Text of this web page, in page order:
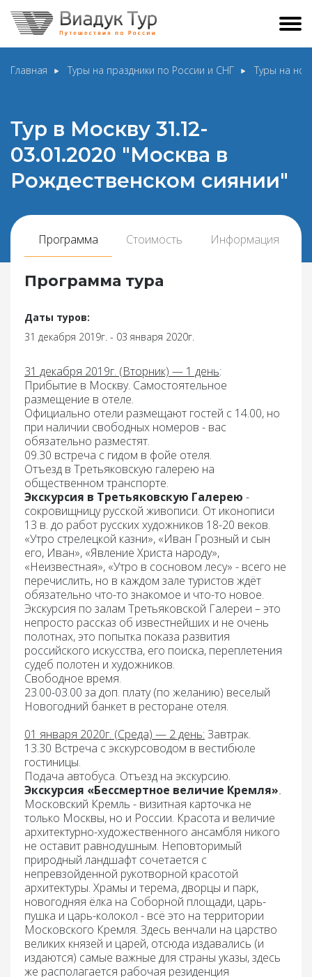
Главная Туры на праздники по России и СНГ Туры на
Тур в Москву 31.12-
03.01.2020 "Москва в
Рождественском сиянии"
Программа Стоимость Информация
Программа тура
Даты туров:
31 декабря 2019г. - 03 января 2020г.
31 декабря 2019г. (Вторник) — 1 день:
Прибытие в Москву. Самостоятельное
размещение в отеле.
Официально отели размещают гостей с 14.00, но
при наличии свободных номеров - вас
обязательно разместят.
09.30 встреча с гидом в фойе отеля.
Отъезд в Третьяковскую галерею на
общественном транспорте.
Экскурсия в Третьяковскую Галерею -
сокровищницу русской живописи. От иконописи
13 в. до работ русских художников 18-20 веков.
«Утро стрелецкой казни», «Иван Грозный и сын
его, Иван», «Явление Христа народу»,
«Неизвестная», «Утро в сосновом лесу» - всего не
перечислить, но в каждом зале туристов ждёт
обязательно что-то знакомое и что-то новое.
Экскурсия по залам Третьяковской Галереи – это
непросто рассказ об известнейших и не очень
полотнах, это попытка показа развития
российского искусства, его поиска, переплетения
судеб полотен и художников.
Свободное время.
23.00-03.00 за доп. плату (по желанию) веселый
Новогодний банкет в ресторане отеля.
01 января 2020г. (Среда) — 2 день: Завтрак.
13.30 Встреча с экскурсоводом в вестибюле
гостиницы.
Подача автобуса. Отъезд на экскурсию.
Экскурсия «Бессмертное величие Кремля».
Московский Кремль - визитная карточка не
только Москвы, но и России. Красота и величие
архитектурно-художественного ансамбля никого
не оставит равнодушным. Неповторимый
природный ландшафт сочетается с
непревзойденной рукотворной красотой
архитектуры. Храмы и терема, дворцы и парк,
новогодняя ёлка на Соборной площади, царь-
пушка и царь-колокол - всё это на территории
Московского Кремля. Здесь венчали на царство
великих князей и царей, отсюда издавались (и
издаются) самые важные для страны указы, здесь
же располагается рабочая резиденция